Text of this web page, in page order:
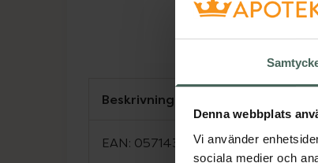
Denna webbplats
Vi använder
sociala medier och
Beskrivning
EAN: 05714372004409